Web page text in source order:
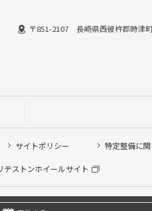
〒851-2107 長崎県西彼杵郡時津
サイトポリシー 特定整備に
ヂストンホイールサイト
Retail Co.,Ltd. All rights Reserved.
ちらを選択ください